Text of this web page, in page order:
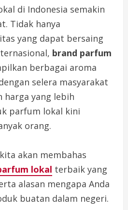
di Indonesia semakin
Tidak hanya
yang dapat bersaing
brand parfum
berbagai aroma
selera masyarakat
harga yang lebih
parfum lokal kini
orang.
akan membahas
lokal terbaik yang
alasan mengapa Anda
buatan dalam negeri.